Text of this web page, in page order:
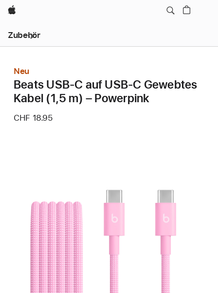
Apple
Zubehör
Navigation
–
öffnen
Neu
Beats USB‑C auf USB‑C Gewebtes
Kabel (1,5 m) – Powerpink
CHF 18.95